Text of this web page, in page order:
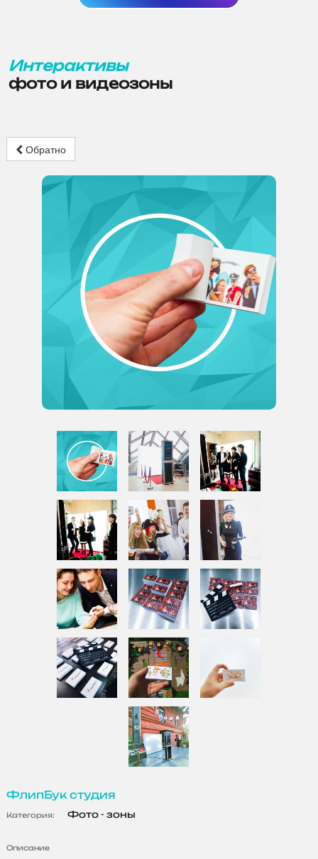
Интерактивы
фото и видеозоны
Обратно
ФлипБук студия
Категория: Фото - зоны
Описание